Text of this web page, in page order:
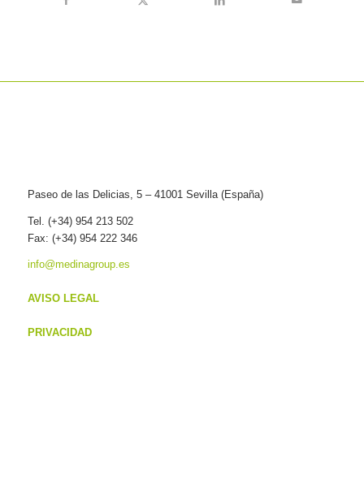
Paseo de las Delicias, 5 – 41001 Sevilla (España)
Tel. (+34) 954 213 502
Fax: (+34) 954 222 346
info@medinagroup.es
AVISO LEGAL
PRIVACIDAD